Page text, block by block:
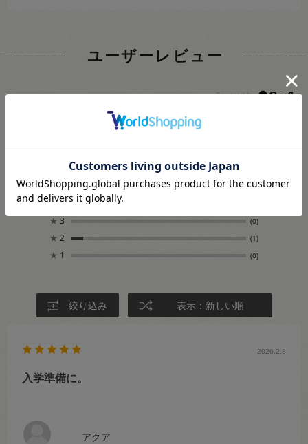
ユーザーレビュー
4.7
★5 (12)
★4
★ 3 (0)
★ 2 (1)
★ 1 (0)
絞り込み 表示：新しい順
アクア
2026.2.8
入学準備に。